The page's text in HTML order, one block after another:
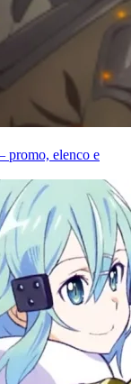
promo, elenco e